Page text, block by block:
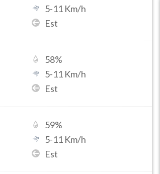
5-11 Km/h
Est
58%
5-11 Km/h
Est
59%
5-11 Km/h
Est